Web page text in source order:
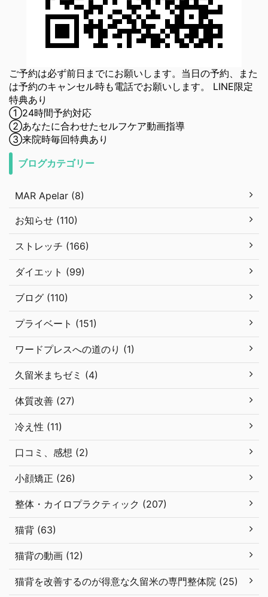
ご予約は必ず前日までにお願いします。当日の予約、また
は予約のキャンセル時も電話でお願いします。 LINE限定
特典あり
①24時間予約対応
②あなたに合わせたセルフケア動画指導
③来院時毎回特典あり
ブログカテゴリー
MAR Apelar (8)
お知らせ (110)
ストレッチ (166)
ダイエット (99)
ブログ (110)
プライベート (151)
ワードプレスへの道のり (1)
久留米まちゼミ (4)
体質改善 (27)
冷え性 (11)
口コミ、感想 (2)
小顔矯正 (26)
整体・カイロプラクティック (207)
猫背 (63)
猫背の動画 (12)
猫背を改善するのが得意な久留米の専門整体院 (25)